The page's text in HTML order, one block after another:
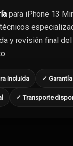
para iPhone 13
y revisión final del
incluida ✓
✓ Transporte